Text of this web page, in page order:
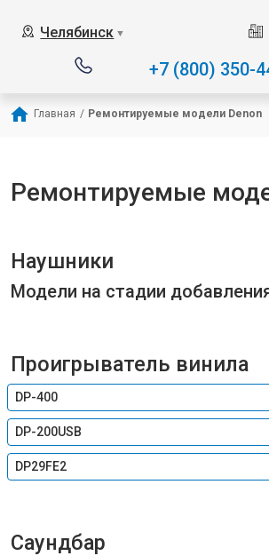
Челябинск ▼
+7 (800) 350-
Главная / Ремонтируемые модели Denon
Ремонтируемые
Наушники
Модели на стадии
Проигрыватель винила
DP-400
DP-200USB
DP29FE2
Саундбар